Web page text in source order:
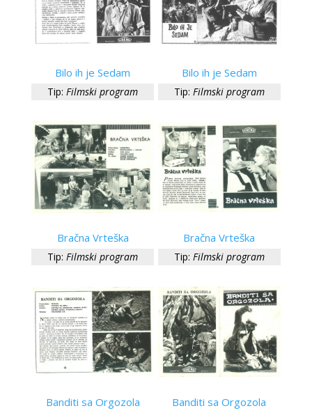
Bilo ih je Sedam
Tip: Filmski program
Bilo ih je Sedam
Tip: Filmski program
Bračna Vrteška
Tip: Filmski program
Bračna Vrteška
Tip: Filmski program
Banditi sa Orgozola Banditi sa Orgozola